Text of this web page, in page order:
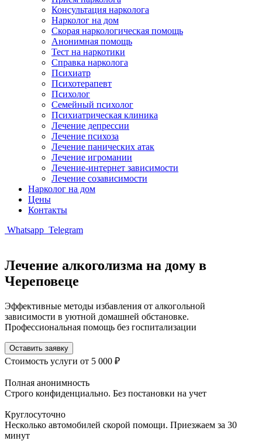
Консультация нарколога
Нарколог на дом
Скорая наркологическая помощь
Анонимная помощь
Тест на наркотики
Справка нарколога
Психиатр
Психотерапевт
Психолог
Семейный психолог
Психиатрическая клиника
Лечение депрессии
Лечение психоза
Лечение панических атак
Лечение игромании
Лечение-интернет зависимости
Лечение созависимости
Нарколог на дом
Цены
Контакты
Whatsapp Telegram
Лечение алкоголизма на дому в
Череповеце
Эффективные методы избавления от алкогольной
зависимости в уютной домашней обстановке.
Профессиональная помощь без госпитализации
Оставить заявку
Стоимость услуги от 5 000 ₽
Полная анонимность
Строго конфиденциально. Без постановки на учет
Круглосуточно
Несколько автомобилей скорой помощи. Приезжаем за 30
минут